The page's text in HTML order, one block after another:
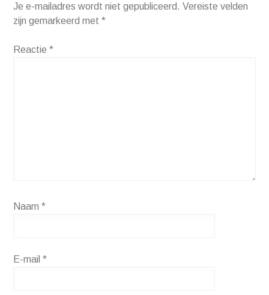
Je e-mailadres wordt niet gepubliceerd. Vereiste velden
zijn gemarkeerd met*
Reactie*
Naam*
E-mail*